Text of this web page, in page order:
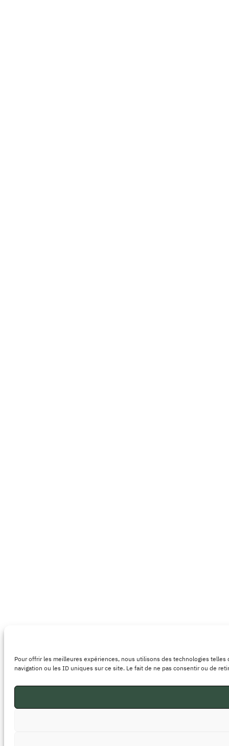
Pour offrir les meilleures expériences, nous utilisons des technologies
navigation ou les ID uniques sur ce site. Le fait de ne pas consentir ou de